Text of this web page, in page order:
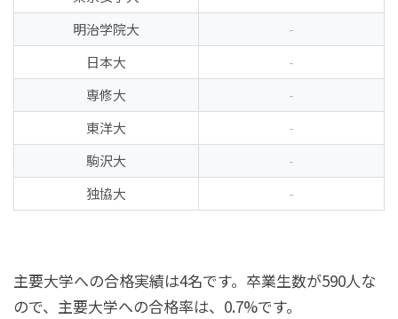
明治学院大
-
日本大
-
専修大
-
東洋大
-
駒沢大
-
独協大
-
主要大学への合格実績は4名です。卒業生数が590人な
ので、主要大学への合格率は、0.7%です。